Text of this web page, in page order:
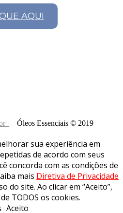
AQUI
Óleos Essenciais © 2019
sua experiência em
de acordo com seus
concorda com as condições de
mais Diretiva de Privacidade
do site. Ao clicar em “Aceito”,
TODOS os cookies.
Aceito